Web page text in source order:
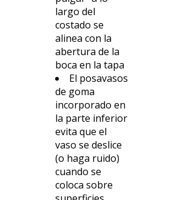
largo del
costado se
alinea con la
abertura de la
boca en la tapa
El posavasos
de goma
incorporado en
la parte inferior
evita que el
vaso se deslice
(o haga ruido)
cuando se
coloca sobre